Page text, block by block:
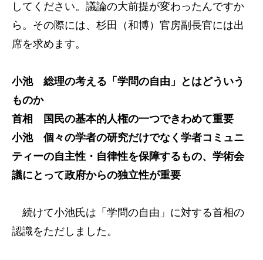
してください。議論の大前提が変わったんですか
ら。その際には、杉田（和博）官房副長官には出
席を求めます。
小池 総理の考える「学問の自由」とはどういう
ものか
首相 国民の基本的人権の一つできわめて重要
小池 個々の学者の研究だけでなく学者コミュニ
ティーの自主性・自律性を保障するもの、学術会
議にとって政府からの独立性が重要
続けて小池氏は「学問の自由」に対する首相の
認識をただしました。